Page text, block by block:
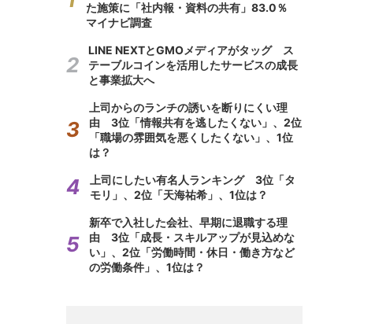
た施策に「社内報・資料の共有」83.0％
マイナビ調査
LINE NEXTとGMOメディアがタッグ ス
テーブルコインを活用したサービスの成長
と事業拡大へ
上司からのランチの誘いを断りにくい理
由 3位「情報共有を逃したくない」、2位
「職場の雰囲気を悪くしたくない」、1位
は？
上司にしたい有名人ランキング 3位「タ
モリ」、2位「天海祐希」、1位は？
新卒で入社した会社、早期に退職する理
由 3位「成長・スキルアップが見込めな
い」、2位「労働時間・休日・働き方など
の労働条件」、1位は？